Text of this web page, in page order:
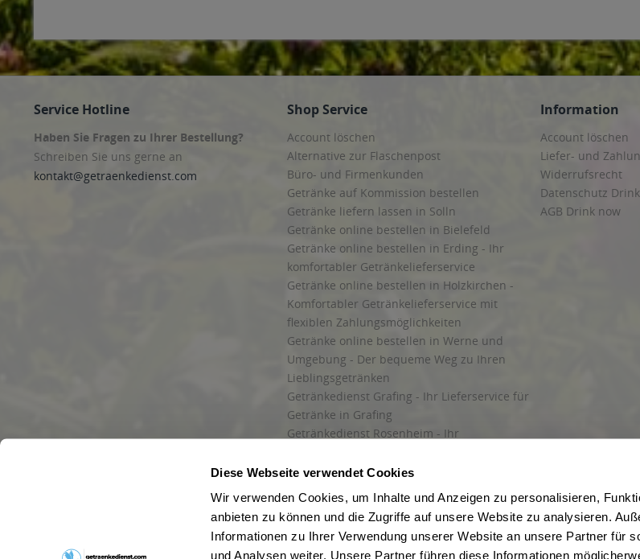
Diese Webseite verwendet Cookies
Wir verwenden Cookies, um Inhalte und Anzeigen zu personalisieren,
anbieten zu können und die Zugriffe auf unsere Website zu analysieren.
Informationen zu Ihrer Verwendung unserer Website an unsere Partner für
und Analysen weiter. Unsere Partner führen diese Informationen
Service Hotline
Haben Sie Fragen zu Ihrer Bestellung?
Schreiben Sie uns gerne an
kontakt@getraenkedienst.com
Shop Service
Account löschen
Alternative zur Flaschenpost
Büro- und Firmenkunden
Getränke auf Kommission bestellen
Getränke liefern lassen in Solln
Getränke online bestellen in Bielefeld
Getränke online bestellen in Erding - Ihr
komfortabler Getränkelieferservice
Getränke online bestellen in Holzkirchen -
Komfortabler Getränkelieferservice mit
flexiblen Zahlungsmöglichkeiten
Getränke online bestellen in Werne und
Umgebung - Der bequeme Weg zu Ihren
Lieblingsgetränken
Getränkedienst Grafing - Ihr Lieferservice für
Getränke in Grafing
Getränkedienst Rosenheim - Ihr
und Umgebung
Liefergebiet
Lieferservice für Getränke
Wir liefern Getränke
Information
Account löschen
Liefer- und
Widerrufsrecht
Datenschutz
AGB Drink now